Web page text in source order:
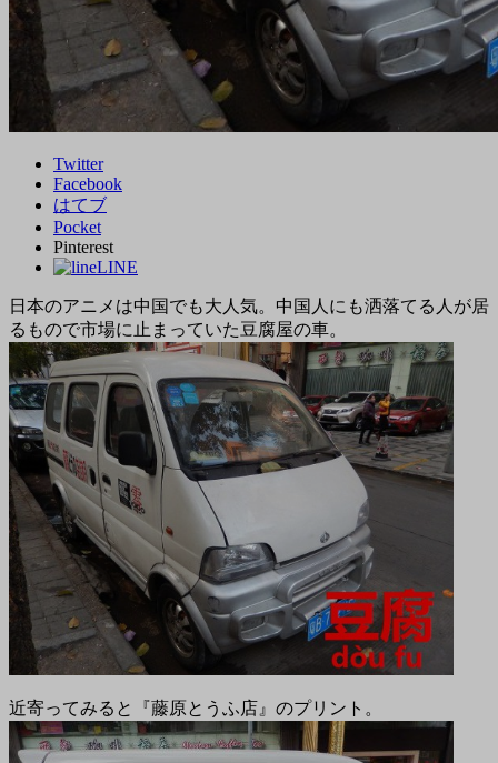
Twitter
Facebook
はてブ
Pocket
Pinterest
LINE
日本のアニメは中国でも大人気。中国人にも洒落てる人が居
るもので市場に止まっていた豆腐屋の車。
近寄ってみると『藤原とうふ店』のプリント。